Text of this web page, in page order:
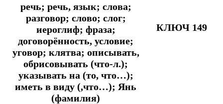
речь; речь, язык; слова;
разговор; слово; слог;
иероглиф; фраза;
договорённость, условие;
уговор; клятва; описывать,
обрисовывать (что-л.);
указывать на (то, что…);
иметь в виду (,что…); Янь
(фамилия)
КЛЮЧ 149